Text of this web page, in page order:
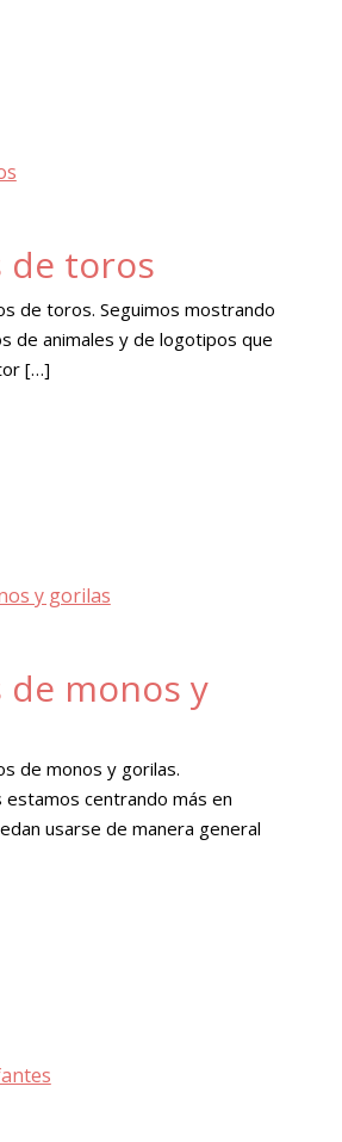
de toros
de toros. Seguimos mostrando
de animales y de logotipos que
[…]
de monos y
de monos y gorilas.
estamos centrando más en
usarse de manera general